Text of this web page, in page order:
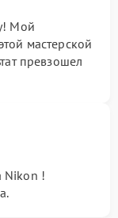
Мой
мастерской
превзошел
Nikon !